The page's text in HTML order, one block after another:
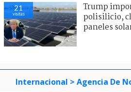
21
visitas
Trump
polisilicio,
paneles
Internacional > Agencia De